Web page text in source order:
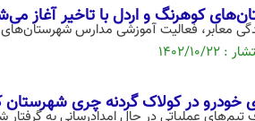
کوهرنگ و اردل با تاخیر آغاز
معابر، فعالیت آموزشی مدارس
خودرو در کولاک گردنه چری